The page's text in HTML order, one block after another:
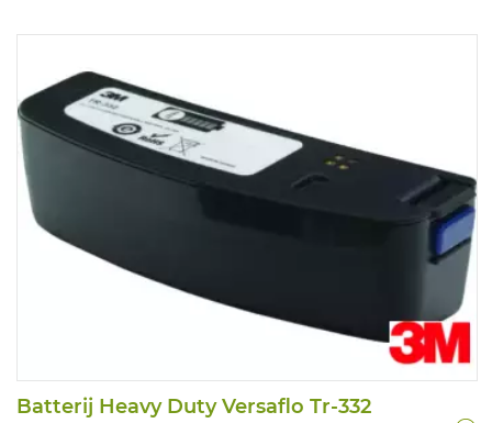
Batterij Heavy Duty Versaflo Tr-332